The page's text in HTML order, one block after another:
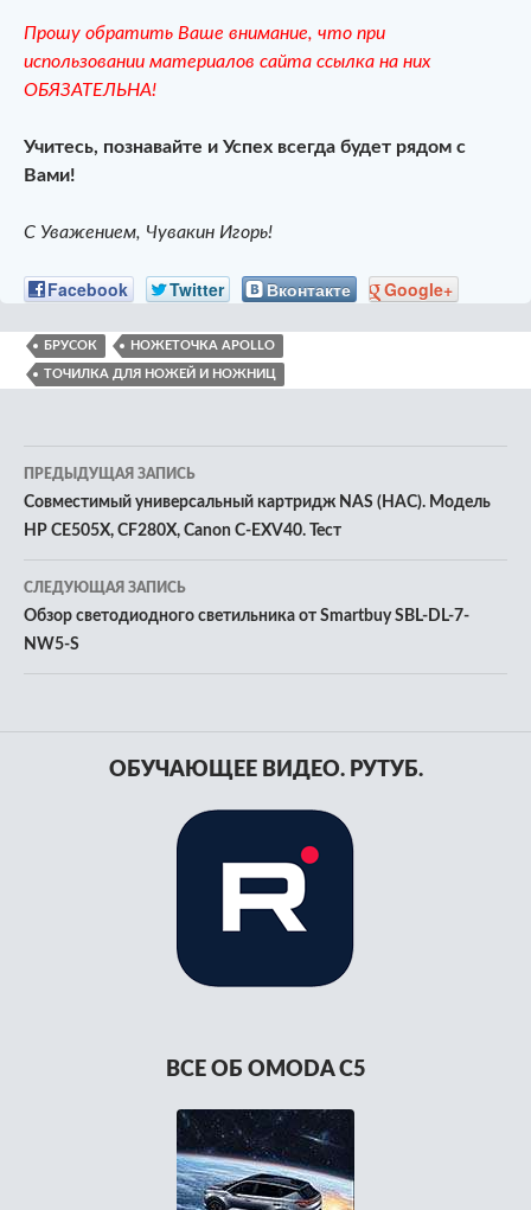
Прошу обратить Ваше внимание, что при
использовании материалов сайта ссылка на них
ОБЯЗАТЕЛЬНА!
Учитесь, познавайте и Успех всегда будет рядом с
Вами!
С Уважением, Чувакин Игорь!
Facebook Twitter Вконтакте Google+
БРУСОК НОЖЕТОЧКА APOLLO
ТОЧИЛКА ДЛЯ НОЖЕЙ И НОЖНИЦ
Навигация
по
записям
ПРЕДЫДУЩАЯ ЗАПИСЬ
Совместимый универсальный картридж NAS (НАС). Модель
HP CE505X, CF280X, Canon C-EXV40. Тест
СЛЕДУЮЩАЯ ЗАПИСЬ
Обзор светодиодного светильника от Smartbuy SBL-DL-7-
NW5-S
ОБУЧАЮЩЕЕ ВИДЕО. РУТУБ.
ВСЕ ОБ OMODA C5